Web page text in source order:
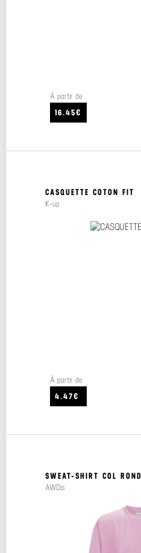
À partir de
16.45€
CASQUETTE COTON FIT
K-up
À partir de
4.47€
SWEAT-SHIRT COL ROND
AWDis